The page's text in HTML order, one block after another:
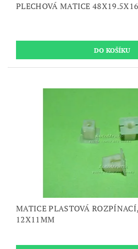
PLECHOVÁ MATICE
MATICE PLASTOVÁ
12X11MM